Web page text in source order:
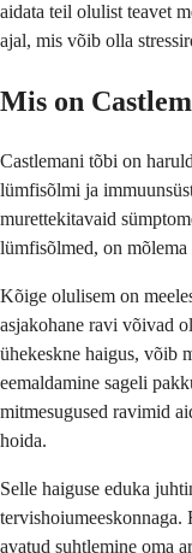
aidata teil olulist teavet
ajal, mis võib olla
Mis on
Castlemani tõbi on
lümfisõlmi ja
murettekitavaid
lümfisõlmed, on
Kõige olulisem on
asjakohane ravi võivad
ühekeskne haigus, võib
eemaldamine sageli
mitmesugused ravimid
hoida.
Selle haiguse eduka
avatud suhtlemine oma